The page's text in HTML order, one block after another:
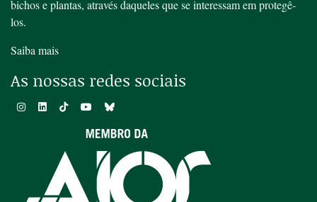
bichos e plantas, através daqueles que se interessam em protegê-
los.
Saiba mais
As nossas redes sociais